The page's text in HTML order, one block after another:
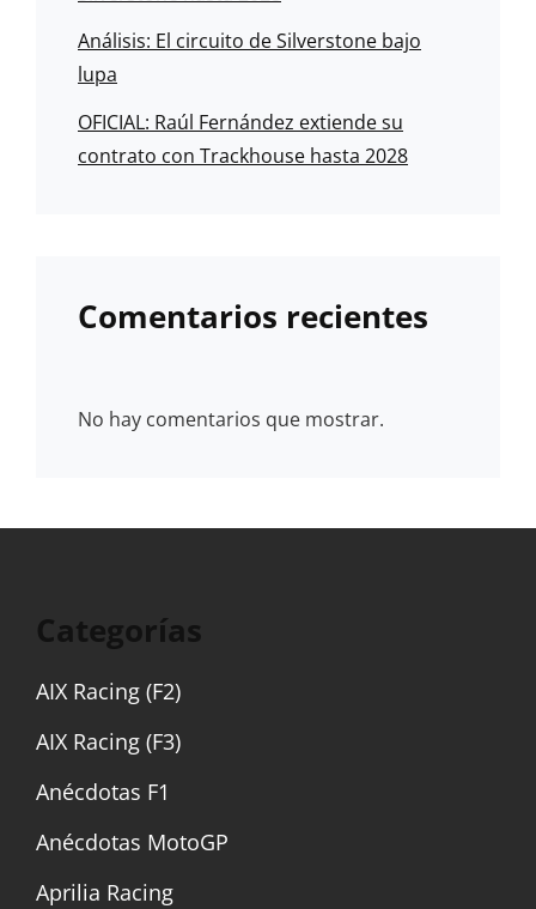
Análisis: El circuito de Silverstone bajo
lupa
OFICIAL: Raúl Fernández extiende su
contrato con Trackhouse hasta 2028
Comentarios recientes
No hay comentarios que mostrar.
Categorías
AIX Racing (F2)
AIX Racing (F3)
Anécdotas F1
Anécdotas MotoGP
Aprilia Racing